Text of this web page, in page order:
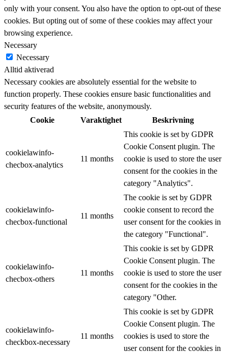
only with your consent. You also have the option to opt-out of these
cookies. But opting out of some of these cookies may affect your
browsing experience.
Necessary
Necessary
Alltid aktiverad
Necessary cookies are absolutely essential for the website to
function properly. These cookies ensure basic functionalities and
security features of the website, anonymously.
Cookie
Varaktighet Beskrivning
cookielawinfo-
checbox-analytics
11 months
This cookie is set by GDPR
Cookie Consent plugin. The
cookie is used to store the user
consent for the cookies in the
category "Analytics".
cookielawinfo-
checbox-functional
11 months
The cookie is set by GDPR
cookie consent to record the
user consent for the cookies in
the category "Functional".
cookielawinfo-
checbox-others
11 months
This cookie is set by GDPR
Cookie Consent plugin. The
cookie is used to store the user
consent for the cookies in the
category "Other.
cookielawinfo-
checkbox-necessary
11 months
This cookie is set by GDPR
Cookie Consent plugin. The
cookies is used to store the
user consent for the cookies in